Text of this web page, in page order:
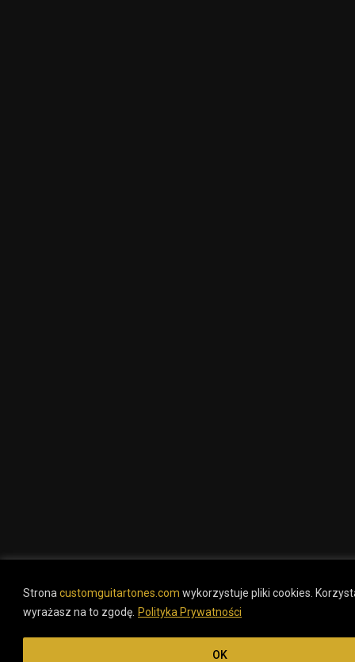
Strona customguitartones.com wykorzystuje pliki cookies.
wyrażasz na to zgodę. Polityka Prywatności
OK